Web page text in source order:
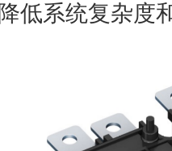
低系统复杂度